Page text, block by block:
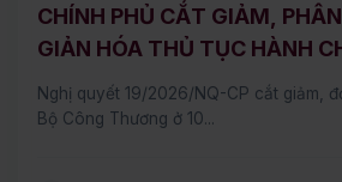
CHÍNH PHỦ CẮT GIẢM,
GIẢN HÓA THỦ TỤC HÀNH
Nghị quyết 19/2026/NQ-CP cắt giảm,
Bộ Công Thương ở 10...